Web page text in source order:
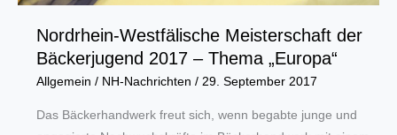
Nordrhein-Westfälische Meisterschaft der
Bäckerjugend 2017 – Thema „Europa“
Allgemein / NH-Nachrichten / 29. September 2017
Das Bäckerhandwerk freut sich, wenn begabte junge und